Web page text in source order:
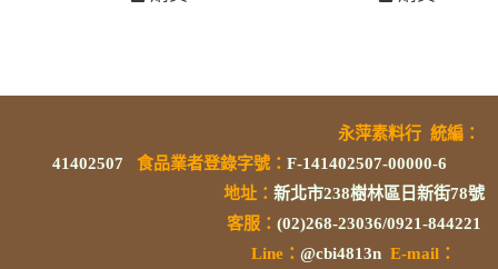
永萍素料行 統編 ：
41402507
食品業者登錄字號： F-141402507-00000-6
地址： 新北市238樹林區日新街78號
客服： (02)268-23036/0921-844221
Line： @cbi4813n E-mail：